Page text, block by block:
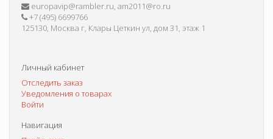
europavip@rambler.ru, am2011@ro.ru
+7 (495) 6699766
125130, Москва г, Клары Цеткин ул, дом 31, этаж 1
Личный кабинет
Отследить заказ
Уведомления о товарах
Войти
Навигация